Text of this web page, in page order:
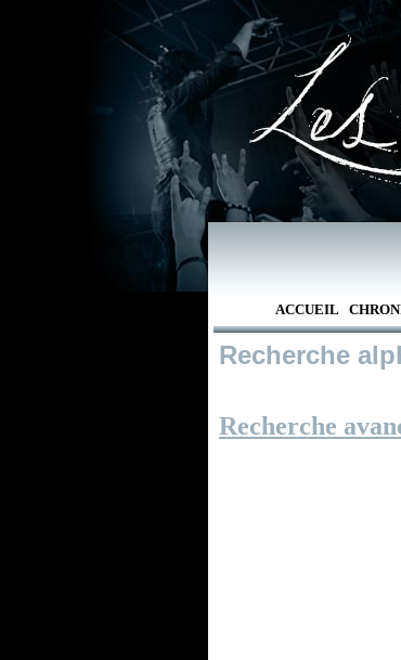
ACCUEIL
Recherche
Recherche